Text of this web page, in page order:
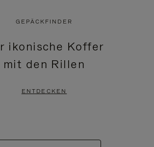
GEPÄCKFINDER
ikonische Koffer
mit den Rillen
ENTDECKEN